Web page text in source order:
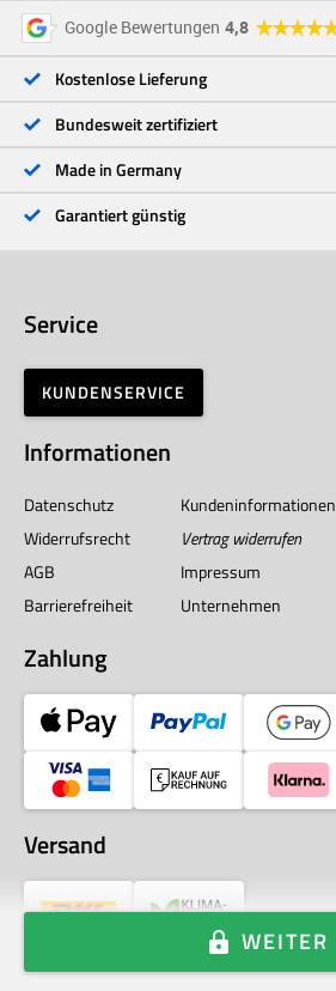
WEITER
Google Bewertungen 4,8
4 Sterne
3 Sterne
2 Sterne
1 Stern
Kostenlose Lieferung
Bundesweit zertifiziert
Made in Germany
Garantiert günstig
Service
KUNDENSERVICE
Informationen
Datenschutz
Kundeninformationen
Widerrufsrecht
Vertrag widerrufen
AGB
Impressum
Barrierefreiheit
Unternehmen
Zahlung
Versand